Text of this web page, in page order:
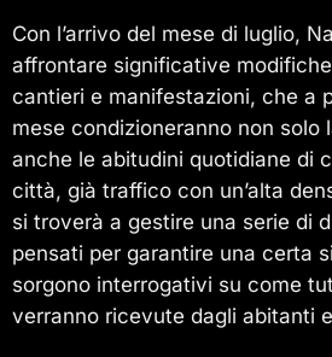
Con l’arrivo del mese di luglio,
affrontare significative
cantieri e manifestazioni, che a
mese condizioneranno non solo
anche le abitudini quotidiane di
città, già traffico con un’alta
si troverà a gestire una serie di
pensati per garantire una certa
sorgono interrogativi su come
verranno ricevute dagli abitanti